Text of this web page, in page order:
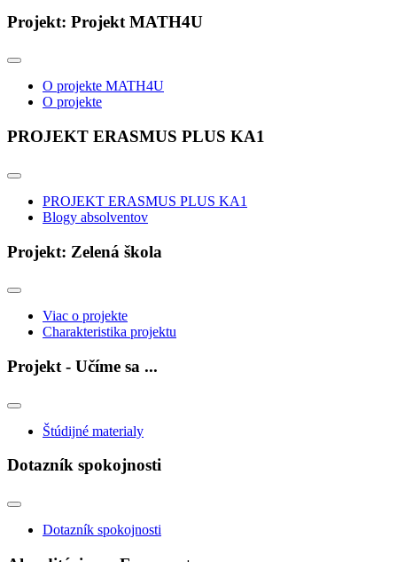
Projekt: Projekt MATH4U
O projekte MATH4U
O projekte
PROJEKT ERASMUS PLUS KA1
PROJEKT ERASMUS PLUS KA1
Blogy absolventov
Projekt: Zelená škola
Viac o projekte
Charakteristika projektu
Projekt - Učíme sa ...
Štúdijné materialy
Dotazník spokojnosti
Dotazník spokojnosti